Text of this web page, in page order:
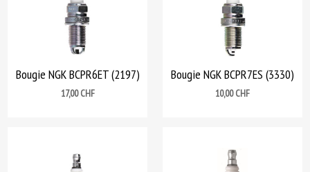
Bougie NGK BCPR6ET (2197)
Prix
17,00 CHF
Bougie NGK BCPR7ES (3330)
Prix
10,00 CHF